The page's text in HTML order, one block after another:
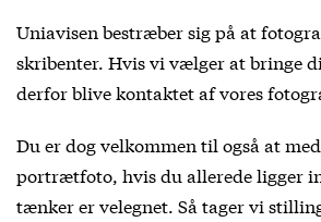
Uniavisen bestræber sig på at
skribenter. Hvis vi vælger at bringe
derfor blive kontaktet af vores
Du er dog velkommen til også at
portrætfoto, hvis du allerede ligger
tænker er velegnet. Så tager vi